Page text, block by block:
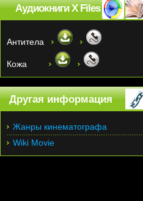
Аудиокниги X Files
Антитела
Кожа
Другая информация
Жанры кинематографа
Wiki Movie